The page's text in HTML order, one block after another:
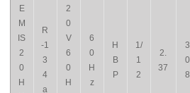
E
M
IS
2
0
H
R
-1
3
4
a
2
0
V
6
0
H
6
0
H
z
H
B
P
1/
1
2
2.
37
3
0
8